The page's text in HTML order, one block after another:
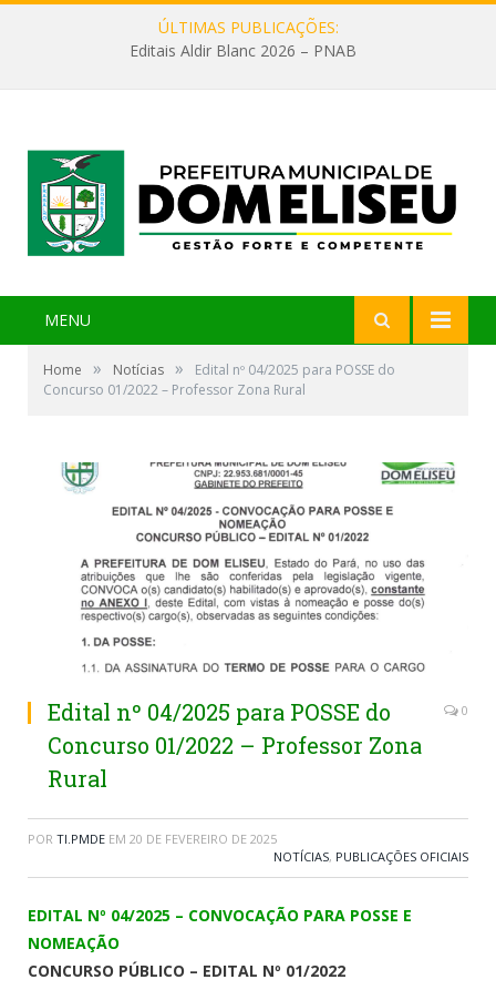
ÚLTIMAS PUBLICAÇÕES:
Editais Aldir Blanc 2026 – PNAB
MENU
Home » Notícias »
Edital nº 04/2025 para POSSE do
Concurso 01/2022 – Professor Zona Rural
Edital nº 04/2025 para POSSE do
Concurso 01/2022 – Professor Zona
Rural
0
POR TI.PMDE EM 20 DE FEVEREIRO DE 2025
NOTÍCIAS, PUBLICAÇÕES OFICIAIS
EDITAL Nº 04/2025 – CONVOCAÇÃO PARA POSSE E
NOMEAÇÃO
CONCURSO PÚBLICO – EDITAL Nº 01/2022